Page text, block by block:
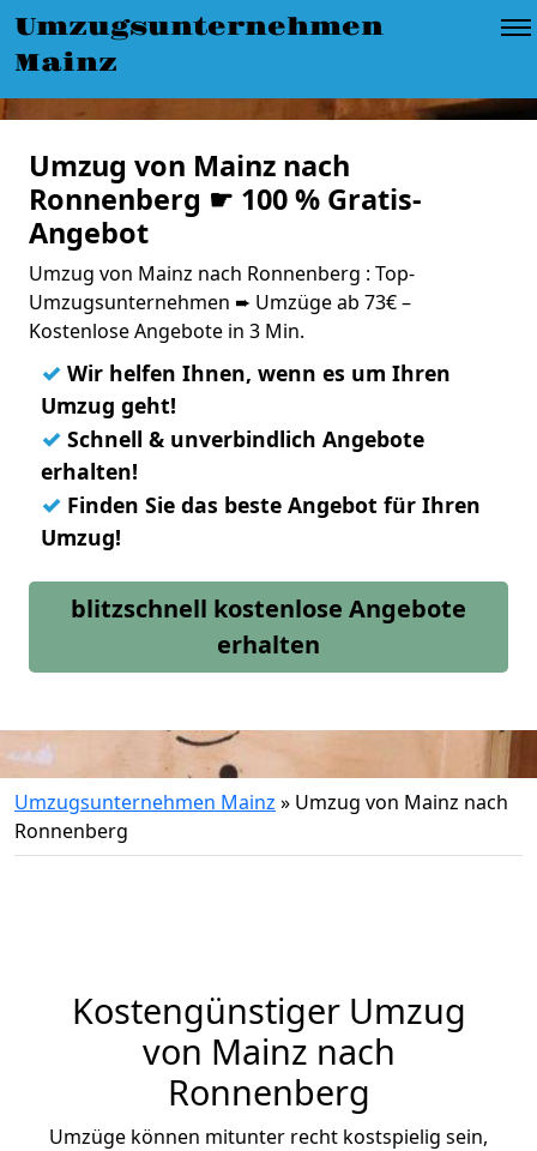
Umzugsunternehmen
Mainz
Umzug von Mainz nach
Ronnenberg ☛ 100 % Gratis-
Angebot
Umzug von Mainz nach Ronnenberg : Top-
Umzugsunternehmen ➨ Umzüge ab 73€ –
Kostenlose Angebote in 3 Min.
✓ Wir helfen Ihnen, wenn es um Ihren
Umzug geht!
✓ Schnell & unverbindlich Angebote
erhalten!
✓ Finden Sie das beste Angebot für Ihren
Umzug!
blitzschnell kostenlose Angebote
erhalten
Umzugsunternehmen Mainz » Umzug von Mainz nach
Ronnenberg
Kostengünstiger Umzug
von Mainz nach
Ronnenberg
Umzüge können mitunter recht kostspielig sein,